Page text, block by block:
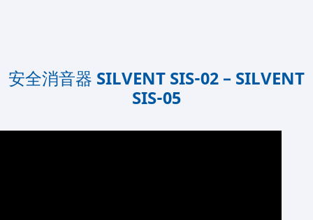
安全消音器 SILVENT SIS-02 – SILVENT
SIS-05